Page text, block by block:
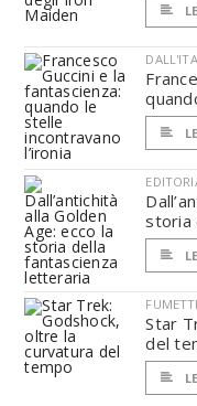
storia
FUMETTI
Star
del